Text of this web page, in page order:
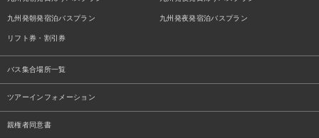
九州発朝発宿泊バスプラン 九州発夜発宿泊バスプラン
リフト券・割引券
バス集合場所一覧
ツアーインフォメーション
親権者同意書